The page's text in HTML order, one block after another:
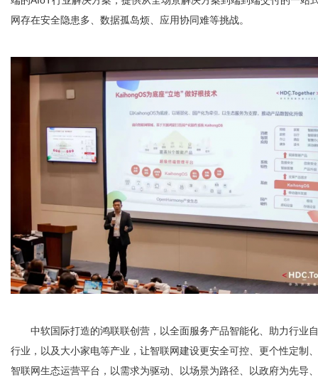
网存在安全隐患多、数据孤岛烦、应用协同难等挑战。
中软国际打造的鸿联联创营，以全面服务产品智能化、助力行业
行业，以及大小家电等产业，让智联网建设更安全可控、更个性定制
智联网生态运营平台，以需求为驱动、以场景为路径、以政府为先导